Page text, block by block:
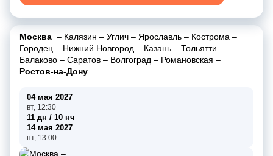
Москва – Калязин – Углич – Ярославль – Кострома –
Городец – Нижний Новгород – Казань – Тольятти –
Балаково – Саратов – Волгоград – Романовская –
Ростов-на-Дону
04 мая 2027
вт, 12:30
11 дн / 10 нч
14 мая 2027
пт, 13:00